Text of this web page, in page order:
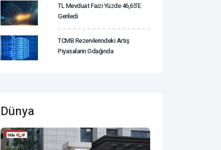
TL Mevduat Faizi Yüzde 46,65'e
Geriledi
TCMB Rezervlerindeki Artış
Piyasaların Odağında
Dünya